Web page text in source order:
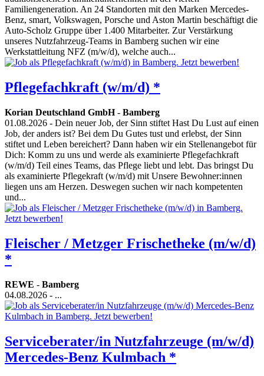
Familiengeneration. An 24 Standorten mit den Marken Mercedes-
Benz, smart, Volkswagen, Porsche und Aston Martin beschäftigt die
Auto-Scholz Gruppe über 1.400 Mitarbeiter. Zur Verstärkung
unseres Nutzfahrzeug-Teams in Bamberg suchen wir eine
Werkstattleitung NFZ (m/w/d), welche auch...
Pflegefachkraft (w/m/d) *
Korian Deutschland GmbH- Bamberg
01.08.2026 - Dein neuer Job, der Sinn stiftet Hast Du Lust auf einen
Job, der anders ist? Bei dem Du Gutes tust und erlebst, der Sinn
stiftet und Leben bereichert? Dann haben wir ein Stellenangebot für
Dich: Komm zu uns und werde als examinierte Pflegefachkraft
(w/m/d) Teil eines Teams, das Pflege liebt und lebt. Das bringst Du
als examinierte Pflegekraft (w/m/d) mit Unsere Bewohner:innen
liegen uns am Herzen. Deswegen suchen wir nach kompetenten
und...
Fleischer / Metzger Frischetheke (m/w/d)
*
REWE - Bamberg
04.08.2026 - ...
Serviceberater/in Nutzfahrzeuge (m/w/d)
Mercedes-Benz Kulmbach *